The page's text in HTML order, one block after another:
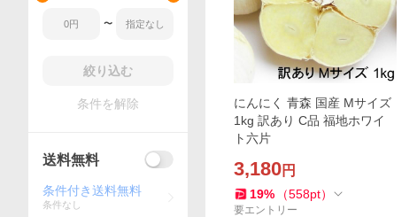
にんにく 青森 国産 Mサイズ
1kg 訳あり C品 福地ホワイ
ト六片
3,180円
19% （558pt）
要エントリー
〜
絞り込む
条件を解除
送料無料
条件付き送料無料
条件なし